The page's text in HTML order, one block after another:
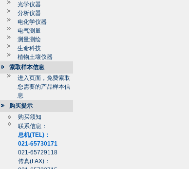
光学仪器
分析仪器
电化学仪器
电气测量
测量测绘
生命科技
植物土壤仪器
索取样本信息
进入页面，免费索取
您需要的产品样本信
息
购买提示
购买须知
联系信息：
总机(TEL)：
021-65730171
021-65729118
传真(FAX)：